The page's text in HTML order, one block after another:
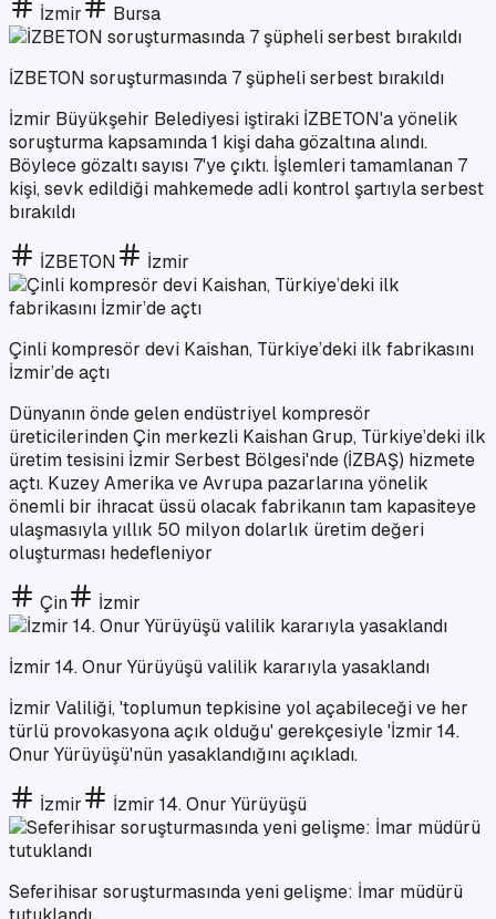
İzmir Bursa
İZBETON soruşturmasında 7 şüpheli serbest bırakıldı
İzmir Büyükşehir Belediyesi iştiraki İZBETON'a yönelik
soruşturma kapsamında 1 kişi daha gözaltına alındı.
Böylece gözaltı sayısı 7'ye çıktı. İşlemleri tamamlanan 7
kişi, sevk edildiği mahkemede adli kontrol şartıyla serbest
bırakıldı
İZBETON İzmir
Çinli kompresör devi Kaishan, Türkiye’deki ilk fabrikasını
İzmir’de açtı
Dünyanın önde gelen endüstriyel kompresör
üreticilerinden Çin merkezli Kaishan Grup, Türkiye’deki ilk
üretim tesisini İzmir Serbest Bölgesi'nde (İZBAŞ) hizmete
açtı. Kuzey Amerika ve Avrupa pazarlarına yönelik
önemli bir ihracat üssü olacak fabrikanın tam kapasiteye
ulaşmasıyla yıllık 50 milyon dolarlık üretim değeri
oluşturması hedefleniyor
Çin İzmir
İzmir 14. Onur Yürüyüşü valilik kararıyla yasaklandı
İzmir Valiliği, 'toplumun tepkisine yol açabileceği ve her
türlü provokasyona açık olduğu' gerekçesiyle 'İzmir 14.
Onur Yürüyüşü'nün yasaklandığını açıkladı.
İzmir İzmir 14. Onur Yürüyüşü
Seferihisar soruşturmasında yeni gelişme: İmar müdürü